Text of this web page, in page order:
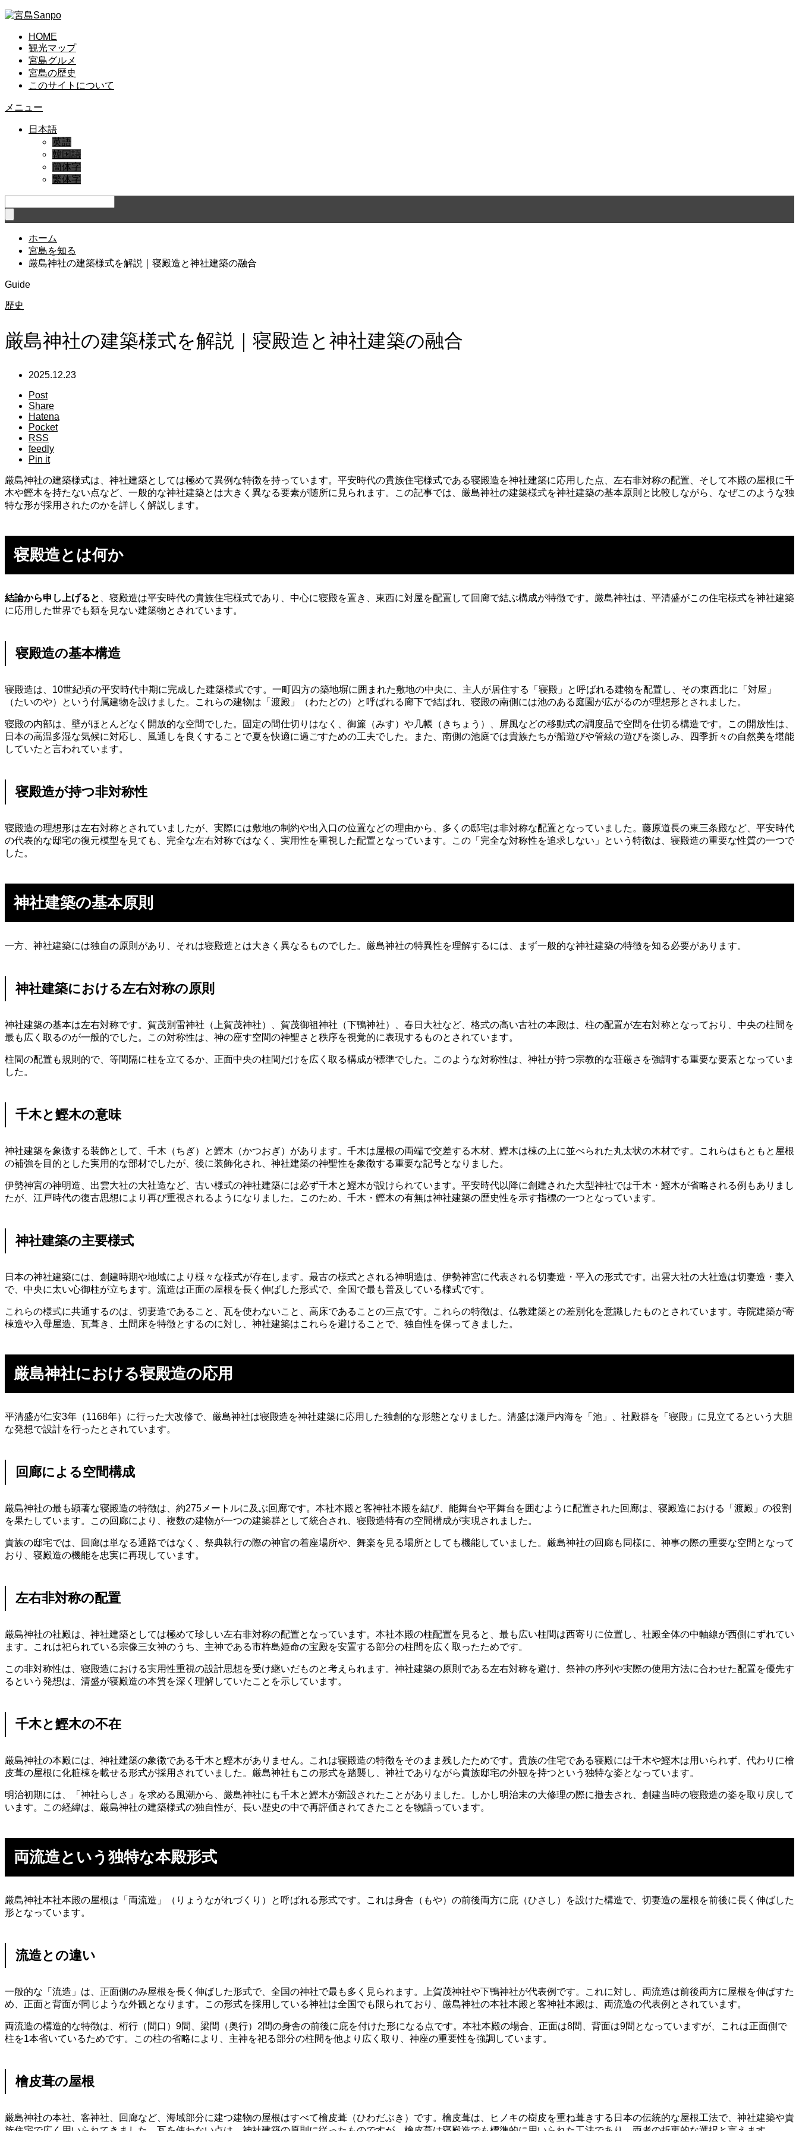
HOME
観光マップ
宮島グルメ
宮島の歴史
このサイトについて
メニュー
日本語
英語
韓国語
簡体字
繁体字
ホーム
宮島を知る
厳島神社の建築様式を解説｜寝殿造と神社建築の融合
Guide
歴史
厳島神社の建築様式を解説｜寝殿造と神社建築の融合
2025.12.23
Post
Share
Hatena
Pocket
RSS
feedly
Pin it
厳島神社の建築様式は、神社建築としては極めて異例な特徴を持っています。平安時代の貴族住宅様式である寝殿造を神社建築に応用した点、左右非対称の配置、そして本殿の屋根に千
木や鰹木を持たない点など、一般的な神社建築とは大きく異なる要素が随所に見られます。この記事では、厳島神社の建築様式を神社建築の基本原則と比較しながら、なぜこのような独
特な形が採用されたのかを詳しく解説します。
寝殿造とは何か
結論から申し上げると
、寝殿造は平安時代の貴族住宅様式であり、中心に寝殿を置き、東西に対屋を配置して回廊で結ぶ構成が特徴です。厳島神社は、平清盛がこの住宅様式を神社建築
に応用した世界でも類を見ない建築物とされています。
寝殿造の基本構造
寝殿造は、10世紀頃の平安時代中期に完成した建築様式です。一町四方の築地塀に囲まれた敷地の中央に、主人が居住する「寝殿」と呼ばれる建物を配置し、その東西北に「対屋」
（たいのや）という付属建物を設けました。これらの建物は「渡殿」（わたどの）と呼ばれる廊下で結ばれ、寝殿の南側には池のある庭園が広がるのが理想形とされました。
寝殿の内部は、壁がほとんどなく開放的な空間でした。固定の間仕切りはなく、御簾（みす）や几帳（きちょう）、屏風などの移動式の調度品で空間を仕切る構造です。この開放性は、
日本の高温多湿な気候に対応し、風通しを良くすることで夏を快適に過ごすための工夫でした。また、南側の池庭では貴族たちが船遊びや管絃の遊びを楽しみ、四季折々の自然美を堪能
していたと言われています。
寝殿造が持つ非対称性
寝殿造の理想形は左右対称とされていましたが、実際には敷地の制約や出入口の位置などの理由から、多くの邸宅は非対称な配置となっていました。藤原道長の東三条殿など、平安時代
の代表的な邸宅の復元模型を見ても、完全な左右対称ではなく、実用性を重視した配置となっています。この「完全な対称性を追求しない」という特徴は、寝殿造の重要な性質の一つで
した。
神社建築の基本原則
一方、神社建築には独自の原則があり、それは寝殿造とは大きく異なるものでした。厳島神社の特異性を理解するには、まず一般的な神社建築の特徴を知る必要があります。
神社建築における左右対称の原則
神社建築の基本は左右対称です。賀茂別雷神社（上賀茂神社）、賀茂御祖神社（下鴨神社）、春日大社など、格式の高い古社の本殿は、柱の配置が左右対称となっており、中央の柱間を
最も広く取るのが一般的でした。この対称性は、神の座す空間の神聖さと秩序を視覚的に表現するものとされています。
柱間の配置も規則的で、等間隔に柱を立てるか、正面中央の柱間だけを広く取る構成が標準でした。このような対称性は、神社が持つ宗教的な荘厳さを強調する重要な要素となっていま
した。
千木と鰹木の意味
神社建築を象徴する装飾として、千木（ちぎ）と鰹木（かつおぎ）があります。千木は屋根の両端で交差する木材、鰹木は棟の上に並べられた丸太状の木材です。これらはもともと屋根
の補強を目的とした実用的な部材でしたが、後に装飾化され、神社建築の神聖性を象徴する重要な記号となりました。
伊勢神宮の神明造、出雲大社の大社造など、古い様式の神社建築には必ず千木と鰹木が設けられています。平安時代以降に創建された大型神社では千木・鰹木が省略される例もありまし
たが、江戸時代の復古思想により再び重視されるようになりました。このため、千木・鰹木の有無は神社建築の歴史性を示す指標の一つとなっています。
神社建築の主要様式
日本の神社建築には、創建時期や地域により様々な様式が存在します。最古の様式とされる神明造は、伊勢神宮に代表される切妻造・平入の形式です。出雲大社の大社造は切妻造・妻入
で、中央に太い心御柱が立ちます。流造は正面の屋根を長く伸ばした形式で、全国で最も普及している様式です。
これらの様式に共通するのは、切妻造であること、瓦を使わないこと、高床であることの三点です。これらの特徴は、仏教建築との差別化を意識したものとされています。寺院建築が寄
棟造や入母屋造、瓦葺き、土間床を特徴とするのに対し、神社建築はこれらを避けることで、独自性を保ってきました。
厳島神社における寝殿造の応用
平清盛が仁安3年（1168年）に行った大改修で、厳島神社は寝殿造を神社建築に応用した独創的な形態となりました。清盛は瀬戸内海を「池」、社殿群を「寝殿」に見立てるという大胆
な発想で設計を行ったとされています。
回廊による空間構成
厳島神社の最も顕著な寝殿造の特徴は、約275メートルに及ぶ回廊です。本社本殿と客神社本殿を結び、能舞台や平舞台を囲むように配置された回廊は、寝殿造における「渡殿」の役割
を果たしています。この回廊により、複数の建物が一つの建築群として統合され、寝殿造特有の空間構成が実現されました。
貴族の邸宅では、回廊は単なる通路ではなく、祭典執行の際の神官の着座場所や、舞楽を見る場所としても機能していました。厳島神社の回廊も同様に、神事の際の重要な空間となって
おり、寝殿造の機能を忠実に再現しています。
左右非対称の配置
厳島神社の社殿は、神社建築としては極めて珍しい左右非対称の配置となっています。本社本殿の柱配置を見ると、最も広い柱間は西寄りに位置し、社殿全体の中軸線が西側にずれてい
ます。これは祀られている宗像三女神のうち、主神である市杵島姫命の宝殿を安置する部分の柱間を広く取ったためです。
この非対称性は、寝殿造における実用性重視の設計思想を受け継いだものと考えられます。神社建築の原則である左右対称を避け、祭神の序列や実際の使用方法に合わせた配置を優先す
るという発想は、清盛が寝殿造の本質を深く理解していたことを示しています。
千木と鰹木の不在
厳島神社の本殿には、神社建築の象徴である千木と鰹木がありません。これは寝殿造の特徴をそのまま残したためです。貴族の住宅である寝殿には千木や鰹木は用いられず、代わりに檜
皮葺の屋根に化粧棟を載せる形式が採用されていました。厳島神社もこの形式を踏襲し、神社でありながら貴族邸宅の外観を持つという独特な姿となっています。
明治初期には、「神社らしさ」を求める風潮から、厳島神社にも千木と鰹木が新設されたことがありました。しかし明治末の大修理の際に撤去され、創建当時の寝殿造の姿を取り戻して
います。この経緯は、厳島神社の建築様式の独自性が、長い歴史の中で再評価されてきたことを物語っています。
両流造という独特な本殿形式
厳島神社本社本殿の屋根は「両流造」（りょうながれづくり）と呼ばれる形式です。これは身舎（もや）の前後両方に庇（ひさし）を設けた構造で、切妻造の屋根を前後に長く伸ばした
形となっています。
流造との違い
一般的な「流造」は、正面側のみ屋根を長く伸ばした形式で、全国の神社で最も多く見られます。上賀茂神社や下鴨神社が代表例です。これに対し、両流造は前後両方に屋根を伸ばすた
め、正面と背面が同じような外観となります。この形式を採用している神社は全国でも限られており、厳島神社の本社本殿と客神社本殿は、両流造の代表例とされています。
両流造の構造的な特徴は、桁行（間口）9間、梁間（奥行）2間の身舎の前後に庇を付けた形になる点です。本社本殿の場合、正面は8間、背面は9間となっていますが、これは正面側で
柱を1本省いているためです。この柱の省略により、主神を祀る部分の柱間を他より広く取り、神座の重要性を強調しています。
檜皮葺の屋根
厳島神社の本社、客神社、回廊など、海域部分に建つ建物の屋根はすべて檜皮葺（ひわだぶき）です。檜皮葺は、ヒノキの樹皮を重ね葺きする日本の伝統的な屋根工法で、神社建築や貴